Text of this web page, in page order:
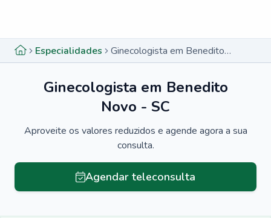
Especialidades Ginecologista em Benedito Novo - SC
Ginecologista em Benedito
Novo - SC
Aproveite os valores reduzidos e agende agora a sua
consulta.
Agendar teleconsulta